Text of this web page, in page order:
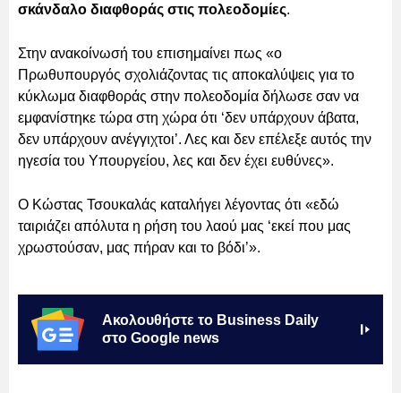
σκάνδαλο διαφθοράς στις πολεοδομίες.
Στην ανακοίνωσή του επισημαίνει πως «ο
Πρωθυπουργός σχολιάζοντας τις αποκαλύψεις για το
κύκλωμα διαφθοράς στην πολεοδομία δήλωσε σαν να
εμφανίστηκε τώρα στη χώρα ότι ‘δεν υπάρχουν άβατα,
δεν υπάρχουν ανέγγιχτοι’. Λες και δεν επέλεξε αυτός την
ηγεσία του Υπουργείου, λες και δεν έχει ευθύνες».
Ο Κώστας Τσουκαλάς καταλήγει λέγοντας ότι «εδώ
ταιριάζει απόλυτα η ρήση του λαού μας ‘εκεί που μας
χρωστούσαν, μας πήραν και το βόδι’».
Ακολουθήστε το Business Daily
στο Google news